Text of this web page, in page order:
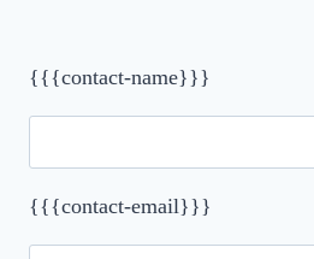
{{{contact-name}}}
{{{contact-email}}}